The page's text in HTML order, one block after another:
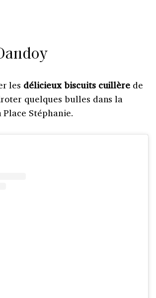
les délicieux biscuits cuillère de
quelques bulles dans la
Stéphanie.